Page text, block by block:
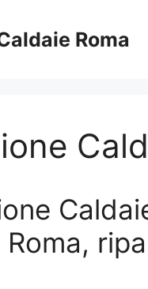
Roma
Roma,